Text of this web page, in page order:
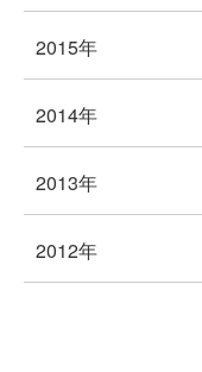
2015年
2014年
2013年
2012年